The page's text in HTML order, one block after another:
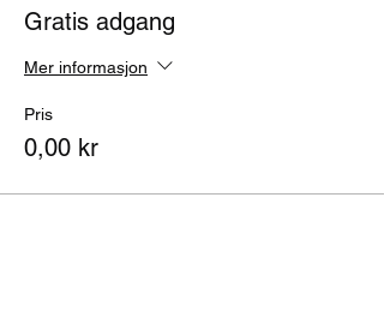
Gratis adgang
Mer informasjon
Pris
0,00 kr